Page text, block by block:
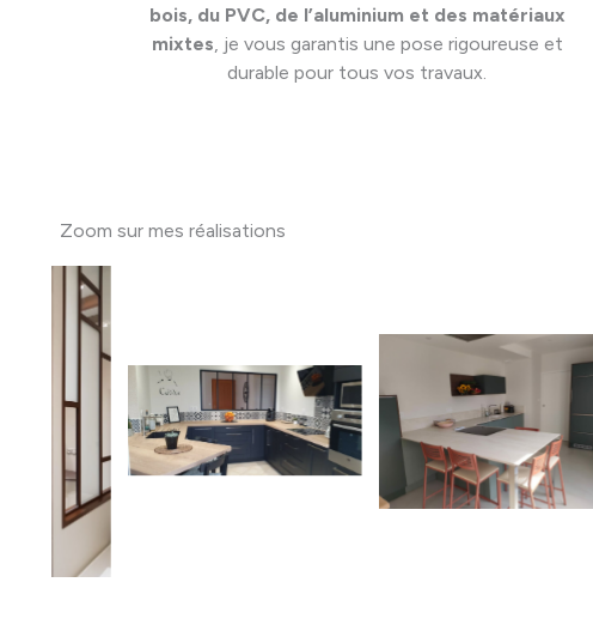
bois, du PVC, de l’aluminium et des matériaux
mixtes, je vous garantis une pose rigoureuse et
durable pour tous vos travaux.
Zoom sur mes réalisations